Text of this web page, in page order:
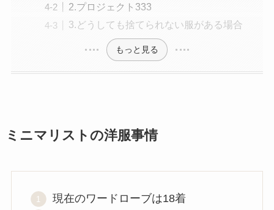
2.プロジェクト333
3.どうしても捨てられない服がある場合
もっと見る
ミニマリストの洋服事情
現在のワードローブは18着